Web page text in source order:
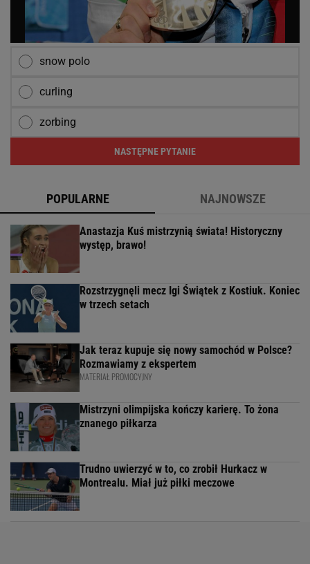
snow polo
curling
zorbing
NASTĘPNE PYTANIE
POPULARNE NAJNOWSZE
Anastazja Kuś mistrzynią świata! Historyczny
występ, brawo!
Rozstrzygnęli mecz Igi Świątek z Kostiuk. Koniec
w trzech setach
Jak teraz kupuje się nowy samochód w Polsce?
Rozmawiamy z ekspertem
MATERIAŁ PROMOCYJNY
Mistrzyni olimpijska kończy karierę. To żona
znanego piłkarza
Trudno uwierzyć w to, co zrobił Hurkacz w
Montrealu. Miał już piłki meczowe